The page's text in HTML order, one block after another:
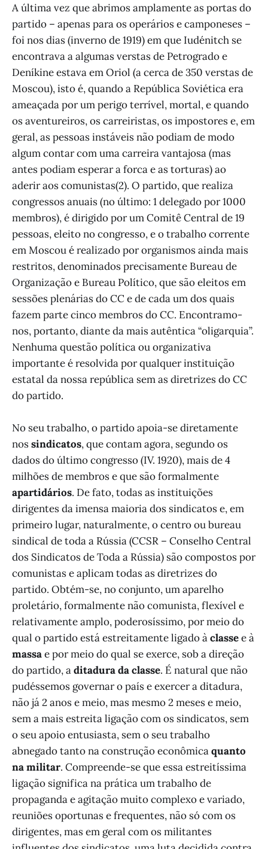
A última vez que abrimos amplamente as portas do
partido – apenas para os operários e camponeses –
foi nos dias (inverno de 1919) em que Iudénitch se
encontrava a algumas verstas de Petrogrado e
Deníkine estava em Oriol (a cerca de 350 verstas de
Moscou), isto é, quando a República Soviética era
ameaçada por um perigo terrível, mortal, e quando
os aventureiros, os carreiristas, os impostores e, em
geral, as pessoas instáveis não podiam de modo
algum contar com uma carreira vantajosa (mas
antes podiam esperar a forca e as torturas) ao
aderir aos comunistas(2). O partido, que realiza
congressos anuais (no último: 1 delegado por 1000
membros), é dirigido por um Comitê Central de 19
pessoas, eleito no congresso, e o trabalho corrente
em Moscou é realizado por organismos ainda mais
restritos, denominados precisamente Bureau de
Organização e Bureau Político, que são eleitos em
sessões plenárias do CC e de cada um dos quais
fazem parte cinco membros do CC. Encontramo-
nos, portanto, diante da mais autêntica “oligarquia”.
Nenhuma questão política ou organizativa
importante é resolvida por qualquer instituição
estatal da nossa república sem as diretrizes do CC
do partido.
No seu trabalho, o partido apoia-se diretamente
nossindicatos, que contam agora, segundo os
dados do último congresso (IV. 1920), mais de 4
milhões de membros e que são formalmente
apartidários. De fato, todas as instituições
dirigentes da imensa maioria dos sindicatos e, em
primeiro lugar, naturalmente, o centro ou bureau
sindical de toda a Rússia (CCSR – Conselho Central
dos Sindicatos de Toda a Rússia) são compostos por
comunistas e aplicam todas as diretrizes do
partido. Obtém-se, no conjunto, um aparelho
proletário, formalmente não comunista, flexível e
relativamente amplo, poderosíssimo, por meio do
qual o partido está estreitamente ligado àclassee à
massae por meio do qual se exerce, sob a direção
do partido, aditadura da classe. É natural que não
pudéssemos governar o país e exercer a ditadura,
não já 2 anos e meio, mas mesmo 2 meses e meio,
sem a mais estreita ligação com os sindicatos, sem
o seu apoio entusiasta, sem o seu trabalho
abnegado tanto na construção econômicaquanto
na militar. Compreende-se que essa estreitíssima
ligação significa na prática um trabalho de
propaganda e agitação muito complexo e variado,
reuniões oportunas e frequentes, não só com os
dirigentes, mas em geral com os militantes